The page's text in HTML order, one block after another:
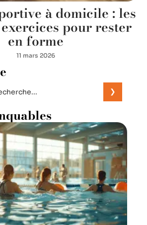
à domicile : les
pour rester
en forme
11 mars 2026